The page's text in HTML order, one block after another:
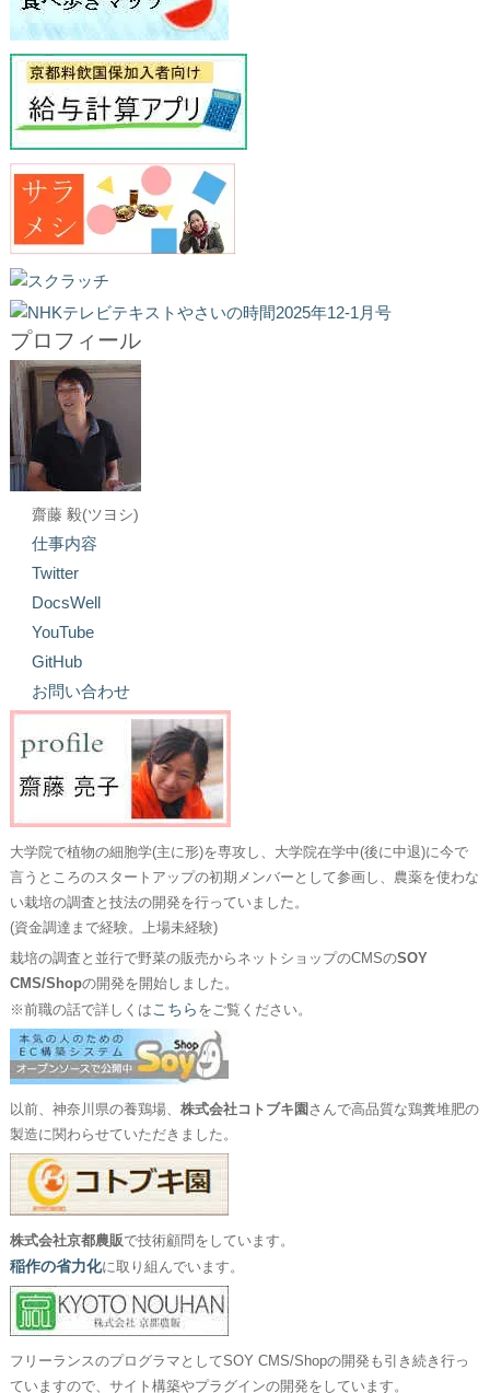
プロフィール
齋藤 毅(ツヨシ)
仕事内容
Twitter
DocsWell
YouTube
GitHub
お問い合わせ
大学院で植物の細胞学(主に形)を専攻し、大学院在学中(後に中退)に今で
言うところのスタートアップの初期メンバーとして参画し、農薬を使わな
い栽培の調査と技法の開発を行っていました。
(資金調達まで経験。上場未経験)
栽培の調査と並行で野菜の販売からネットショップのCMSのSOY
CMS/Shopの開発を開始しました。
※前職の話で詳しくはこちら をご覧ください。
以前、神奈川県の養鶏場、 株式会社コトブキ園 さんで高品質な鶏糞堆肥の
製造に関わらせていただきました。
株式会社京都農販で技術顧問をしています。
稲作の省力化に取り組んでいます。
フリーランスのプログラマとしてSOY CMS/Shopの開発も引き続き行っ
ていますので、サイト構築やプラグインの開発をしています。